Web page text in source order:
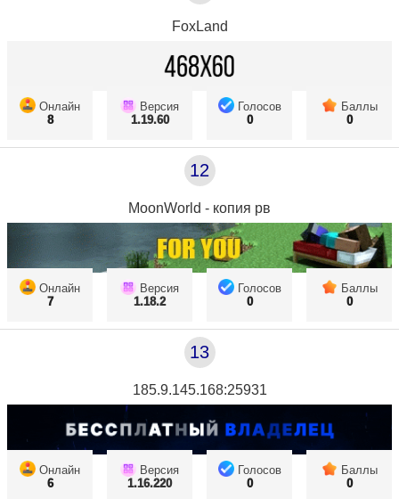
FoxLand
Онлайн
8
Версия
1.19.60
Голосов
0
Баллы
0
12
MoonWorld - копия рв
Онлайн
7
Версия
1.18.2
Голосов
0
Баллы
0
13
185.9.145.168:25931
Онлайн
6
Версия
1.16.220
Голосов
0
Баллы
0